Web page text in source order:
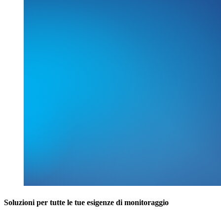
Soluzioni per tutte le tue esigenze di monitoraggio